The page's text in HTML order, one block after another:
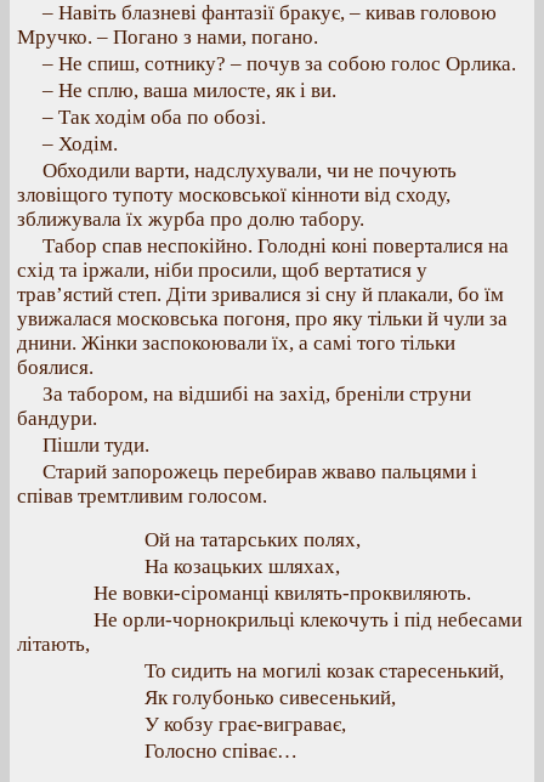
– Навіть блазневі фантазії бракує, – кивав головою
Мручко. – Погано з нами, погано.
– Не спиш, сотнику? – почув за собою голос Орлика.
– Не сплю, ваша милосте, як і ви.
– Так ходім оба по обозі.
– Ходім.
Обходили варти, надслухували, чи не почують
зловіщого тупоту московської кінноти від сходу,
зближувала їх журба про долю табору.
Табор спав неспокійно. Голодні коні поверталися на
схід та іржали, ніби просили, щоб вертатися у
трав’ястий степ. Діти зривалися зі сну й плакали, бо їм
увижалася московська погоня, про яку тільки й чули за
днини. Жінки заспокоювали їх, а самі того тільки
боялися.
За табором, на відшибі на захід, бреніли струни
бандури.
Пішли туди.
Старий запорожець перебирав жваво пальцями і
співав тремтливим голосом.
Ой на татарських полях,
На козацьких шляхах,
Не вовки-сіроманці квилять-проквиляють.
Не орли-чорнокрильці клекочуть і під небесами
літають,
То сидить на могилі козак старесенький,
Як голубонько сивесенький,
У кобзу грає-виграває,
Голосно співає…